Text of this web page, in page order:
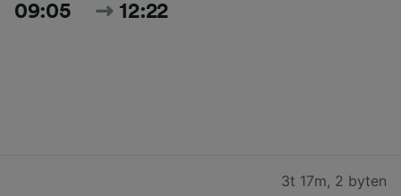
09:05 12:22
3t 17m, 2 byten